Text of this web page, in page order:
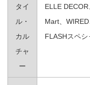
タイ
ル・
カル
チャ
ー
ELLE
Mart、
FLASHスペ